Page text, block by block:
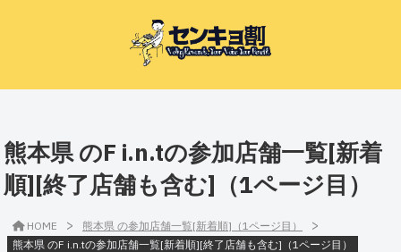
熊本県 のF i.n.tの参加店舗一覧[新着
順][終了店舗も含む]（1ページ目）
HOME > 熊本県 の参加店舗一覧[新着順]（1ページ目） >
熊本県 のF i.n.tの参加店舗一覧[新着順][終了店舗も含む]（1ページ目）